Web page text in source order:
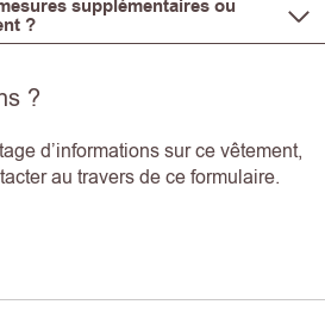
supplémentaires ou
?
?
d’informations sur ce vêtement,
au travers de ce formulaire.